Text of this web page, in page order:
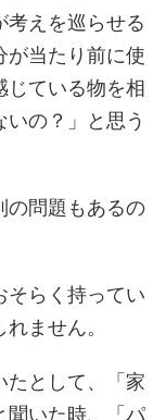
考えを巡らせる
が当たり前に使
じている物を相
の？」と思う
の問題もあるの
そらく持ってい
ません。
たとして、「家
聞いた時、「パ